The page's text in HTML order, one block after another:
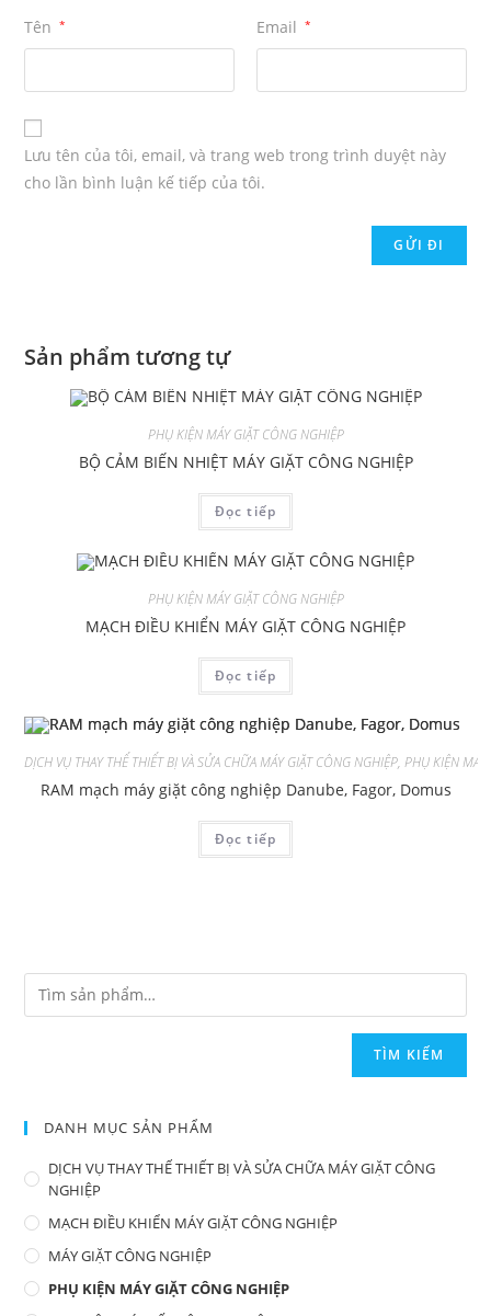
Tên * Email *
Lưu tên của tôi, email, và trang web trong trình duyệt này
cho lần bình luận kế tiếp của tôi.
Sản phẩm tương tự
PHỤ KIỆN MÁY GIẶT CÔNG NGHIỆP
BỘ CẢM BIẾN NHIỆT MÁY GIẶT CÔNG NGHIỆP
Đọc tiếp
PHỤ KIỆN MÁY GIẶT CÔNG NGHIỆP
MẠCH ĐIỀU KHIỂN MÁY GIẶT CÔNG NGHIỆP
Đọc tiếp
DỊCH VỤ THAY THẾ THIẾT BỊ VÀ SỬA CHỮA MÁY GIẶT CÔNG NGHIỆP,PHỤ KIỆN
RAM mạch máy giặt công nghiệp Danube, Fagor, Domus
Đọc tiếp
TÌM KIẾM
DANH MỤC SẢN PHẨM
DỊCH VỤ THAY THẾ THIẾT BỊ VÀ SỬA CHỮA MÁY GIẶT CÔNG
NGHIỆP
MẠCH ĐIỀU KHIỂN MÁY GIẶT CÔNG NGHIỆP
MÁY GIẶT CÔNG NGHIỆP
PHỤ KIỆN MÁY GIẶT CÔNG NGHIỆP